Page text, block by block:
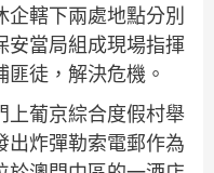
轄下兩處地點分別
安當局組成現場指揮
徒，解決危機。
上葡京綜合度假村舉
出炸彈勒索電郵作為